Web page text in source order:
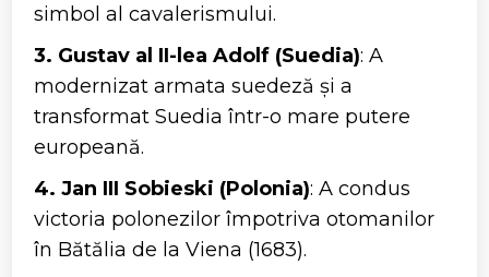
simbol al cavalerismului.
3. Gustav al II-lea Adolf (Suedia): A
modernizat armata suedeză și a
transformat Suedia într-o mare putere
europeană.
4. Jan III Sobieski (Polonia): A condus
victoria polonezilor împotriva otomanilor
în Bătălia de la Viena (1683).